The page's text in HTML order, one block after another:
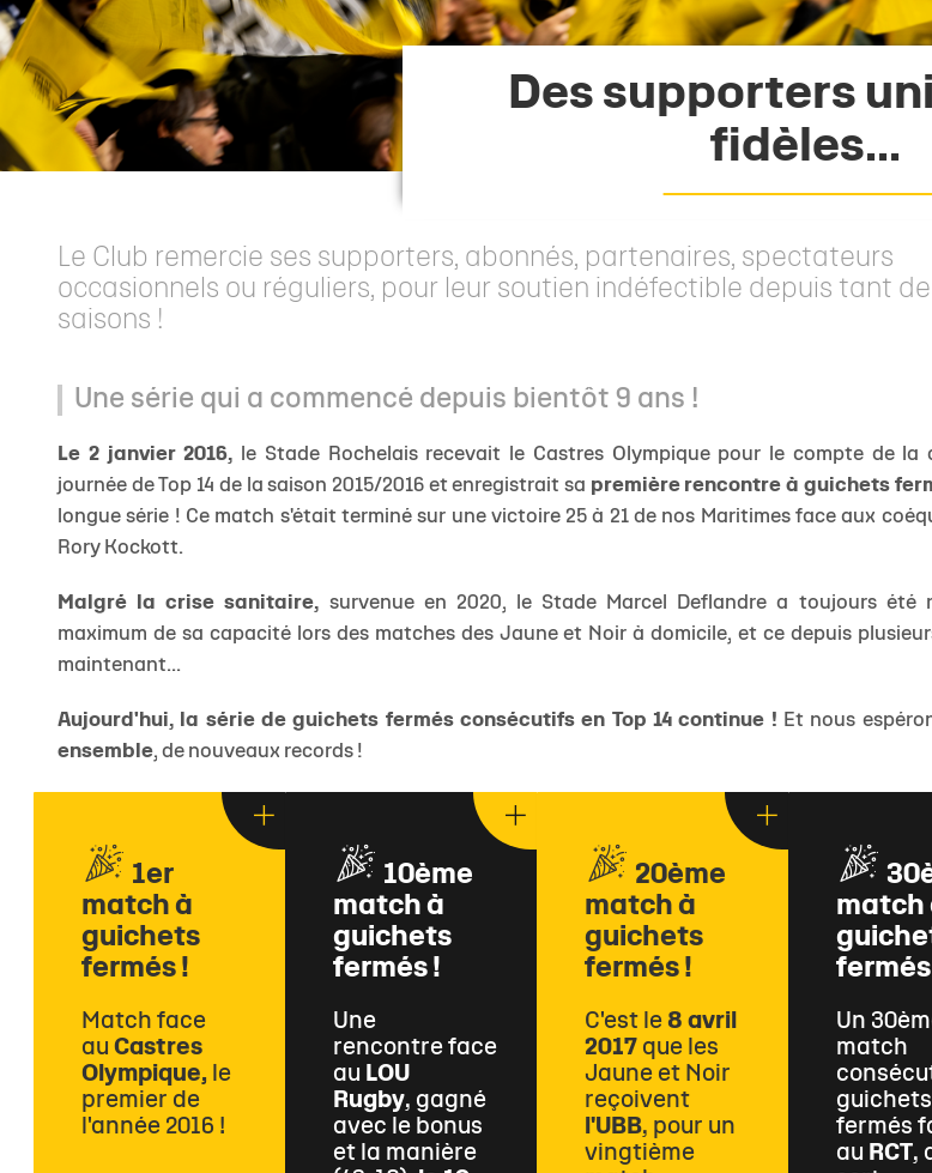
Brèves
Match en direct
Calendrier Top 14
Classement Top 14
Calendrier Investec Champions Cup
Classement Investec Champions Cup
Ical de la saison
Calendrier Élite 1
Réserve Élite
Calendrier Espoirs U18
U16
U13
Venir au stade
MACIF Parc
Boutiques
Carrière
Les Entraîneurs
Les Présidents
Famille Stade
Annuaire des Partenaires
Contact Partenaires
Offre Merchandising
CSE
Nous contacter
Brèves
Des supporters
fidèles...
Le Club remercie ses supporters, abonnés, partenaires, spectateurs
occasionnels ou réguliers, pour leur soutien indéfectible depuis tant de
saisons !
Une série qui a commencé depuis bientôt 9 ans !
Le 2 janvier 2016,
le Stade Rochelais recevait le Castres Olympique pour le compte de la
journée de Top 14 de la saison 2015/2016 et enregistrait sa première rencontre à guichets
longue série ! Ce match s'était terminé sur une victoire 25 à 21 de nos Maritimes face aux
Rory Kockott.
Malgré la crise sanitaire, survenue en 2020, le Stade Marcel Deflandre a toujours été
maximum de sa capacité lors des matches des Jaune et Noir à domicile, et ce depuis
maintenant...
Aujourd'hui, la série de guichets fermés consécutifs en Top 14 continue ! Et nous
ensemble, de nouveaux records !
1er
match à
guichets
fermés !
Match face
au Castres
Olympique, le
premier de
l'année 2016 !
10ème
match à
guichets
fermés !
Une
rencontre face
au LOU
Rugby, gagné
avec le bonus
et la manière
20ème
match à
guichets
fermés !
C'est le 8 avril
2017 que les
Jaune et Noir
reçoivent
l'UBB, pour un
vingtième
match
fermés
Un
match
guichets
fermés
au RCT,